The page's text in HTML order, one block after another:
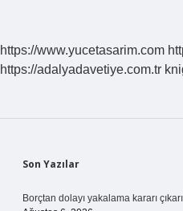
https://www.yucetasarim.com
https://adalyadavetiye.com.tr
Sidebar
Son Yazılar
Borçtan dolayı yakalama kararı